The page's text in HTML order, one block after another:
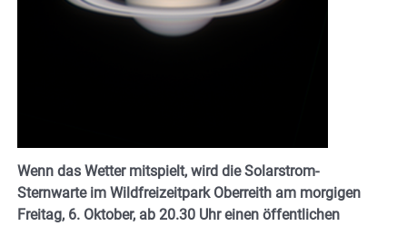
Wenn das Wetter mitspielt, wird die Solarstrom-
Sternwarte im Wildfreizeitpark Oberreith am morgigen
Freitag, 6. Oktober, ab 20.30 Uhr einen öffentlichen